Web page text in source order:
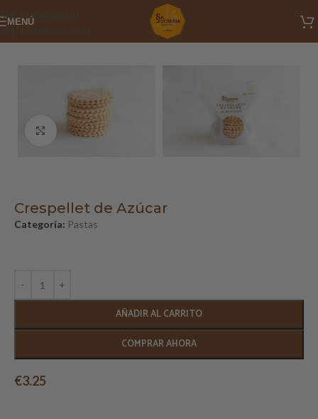
Skip to navigation
Skip to main content
MENÚ
Inicio / Reposteria típica menorquina/Pastas
Clic para ampliar
Crespellet de Azúcar
Categoría: Pastas
AÑADIR AL CARRITO
COMPRAR AHORA
€3.25